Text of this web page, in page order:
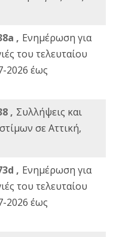
, Ενημέρωση για
του τελευταίου
2026 έως
, Συλλήψεις και
σε Αττική,
, Ενημέρωση για
του τελευταίου
2026 έως